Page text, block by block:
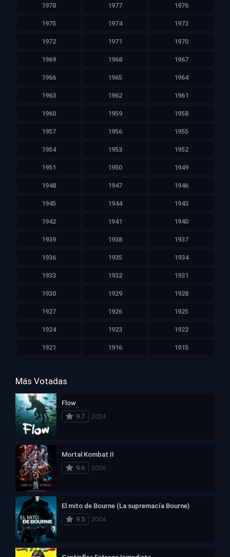
1978 1977 1976
1975 1974 1973
1972 1971 1970
1969 1968 1967
1966 1965 1964
1963 1962 1961
1960 1959 1958
1957 1956 1955
1954 1953 1952
1951 1950 1949
1948 1947 1946
1945 1944 1943
1942 1941 1940
1939 1938 1937
1936 1935 1934
1933 1932 1931
1930 1929 1928
1927 1926 1925
1924 1923 1922
1921 1916 1915
Más Votadas
Flow
9.7
2024
Mortal Kombat II
9.6
2026
El mito de Bourne (La supremacía Bourne)
9.5
2004